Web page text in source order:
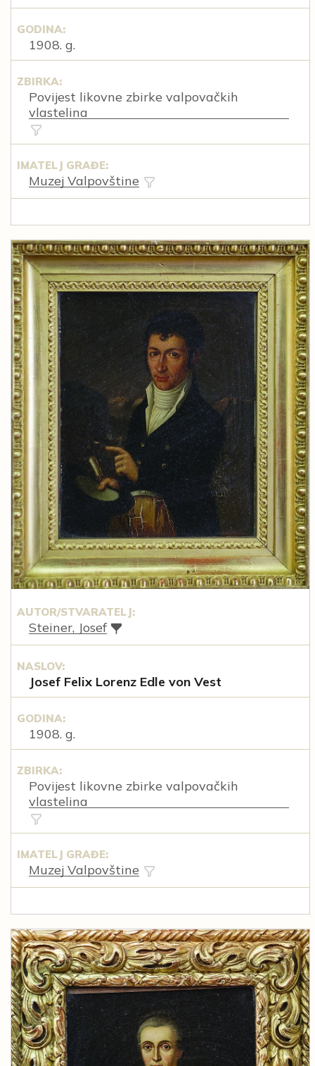
GODINA:
1908. g.
ZBIRKA:
Povijest likovne zbirke valpovačkih
vlastelina
IMATELJ GRAĐE:
Muzej Valpovštine
AUTOR/STVARATELJ:
Steiner, Josef
NASLOV:
Josef Felix Lorenz Edle von Vest
GODINA:
1908. g.
ZBIRKA:
Povijest likovne zbirke valpovačkih
vlastelina
IMATELJ GRAĐE:
Muzej Valpovštine